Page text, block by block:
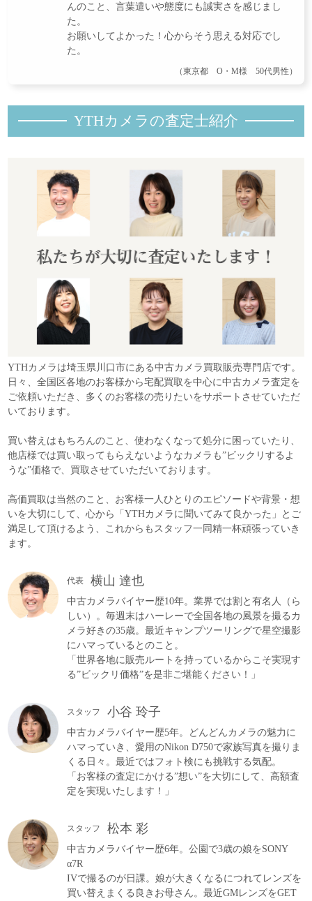
んのこと、言葉遣いや態度にも誠実さを感じまし
た。
お願いしてよかった！心からそう思える対応でし
た。
（東京都 O・M様 50代男性）
YTHカメラの査定士紹介
YTHカメラは埼玉県川口市にある中古カメラ買取販売専門店です。
日々、全国区各地のお客様から宅配買取を中心に中古カメラ査定を
ご依頼いただき、多くのお客様の売りたいをサポートさせていただ
いております。
買い替えはもちろんのこと、使わなくなって処分に困っていたり、
他店様では買い取ってもらえないようなカメラも”ビックリするよ
うな”価格で、買取させていただいております。
高価買取は当然のこと、お客様一人ひとりのエピソードや背景・想
いを大切にして、心から「YTHカメラに聞いてみて良かった」とご
満足して頂けるよう、これからもスタッフ一同精一杯頑張っていき
ます。
代表 横山 達也
中古カメラバイヤー歴10年。業界では割と有名人（ら
しい）。毎週末はハーレーで全国各地の風景を撮るカ
メラ好きの35歳。最近キャンプツーリングで星空撮影
にハマっているとのこと。
「世界各地に販売ルートを持っているからこそ実現す
る”ビックリ価格”を是非ご堪能ください！」
スタッフ 小谷 玲子
中古カメラバイヤー歴5年。どんどんカメラの魅力に
ハマっていき、愛用のNikon D750で家族写真を撮りま
くる日々。最近ではフォト検にも挑戦する気配。
「お客様の査定にかける”想い”を大切にして、高額査
定を実現いたします！」
スタッフ 松本 彩
中古カメラバイヤー歴6年。公園で3歳の娘をSONY
α7R
IVで撮るのが日課。娘が大きくなるにつれてレンズを
買い替えまくる良きお母さん。最近GMレンズをGET